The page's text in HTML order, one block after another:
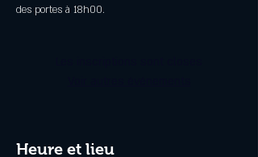
des portes à 18h00.
Heure et lieu